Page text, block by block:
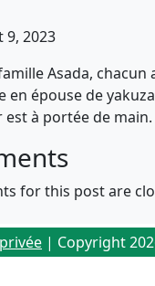
9, 2023
Asada,
en épouse de
est à portée de main.
for this post are
| Copyright